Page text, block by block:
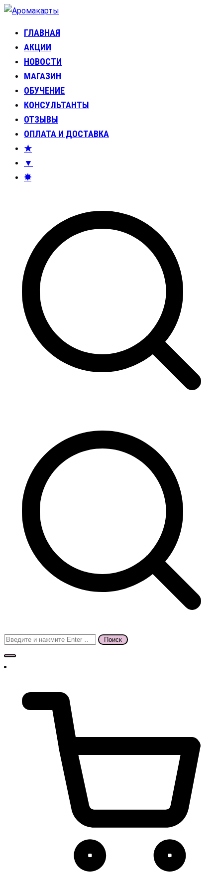
Перейти
содержимому
Аромакарты
Психологические эфирные карты • Аромапсихология
ГЛАВНАЯ
АКЦИИ
НОВОСТИ
МАГАЗИН
ОБУЧЕНИЕ
КОНСУЛЬТАНТЫ
ОТЗЫВЫ
ОПЛАТА И ДОСТАВКА
★
▼
✸
Поиск
для: